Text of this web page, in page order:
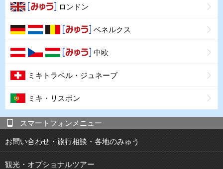
ロンドン
ベネルクス
中欧
ミキトラベル・ジュネーブ
ミキ・リスボン
スマートフォンメニュー
お問い合わせ・旅行相談・各地のみゅう
観光・オプショナルツアー